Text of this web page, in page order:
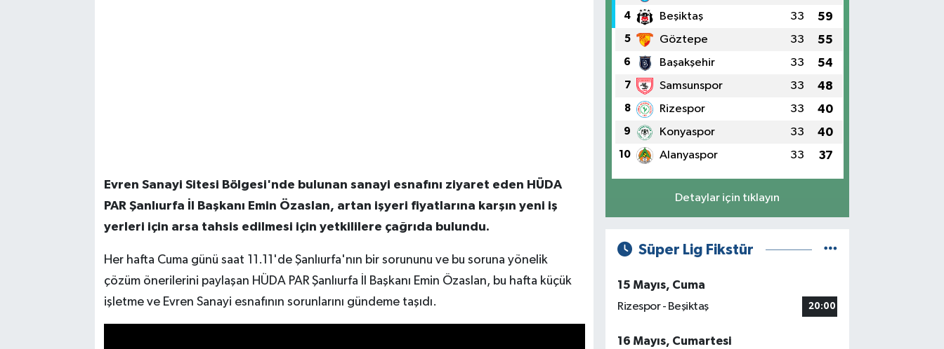
Evren Sanayi Sitesi Bölgesi'nde bulunan sanayi esnafını ziyaret eden HÜDA
PAR Şanlıurfa İl Başkanı Emin Özaslan, artan işyeri fiyatlarına karşın yeni iş
yerleri için arsa tahsis edilmesi için yetkililere çağrıda bulundu.
Her hafta Cuma günü saat 11.11'de Şanlıurfa'nın bir sorununu ve bu soruna yönelik
çözüm önerilerini paylaşan HÜDA PAR Şanlıurfa İl Başkanı Emin Özaslan, bu hafta küçük
işletme ve Evren Sanayi esnafının sorunlarını gündeme taşıdı.
4 Beşiktaş 33 59
5 Göztepe 33 55
6 Başakşehir 33 54
7 Samsunspor 33 48
8 Rizespor 33 40
9 Konyaspor 33 40
10 Alanyaspor 33 37
Detaylar için tıklayın
Süper Lig Fikstür
15 Mayıs, Cuma
Rizespor - Beşiktaş
20:00
16 Mayıs, Cumartesi